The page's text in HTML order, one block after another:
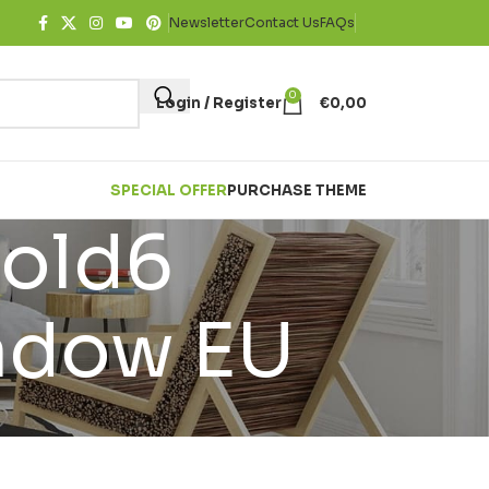
NewsletterContact UsFAQs
Login / Register 0 €0,00
SPECIAL OFFERPURCHASE THEME
EU